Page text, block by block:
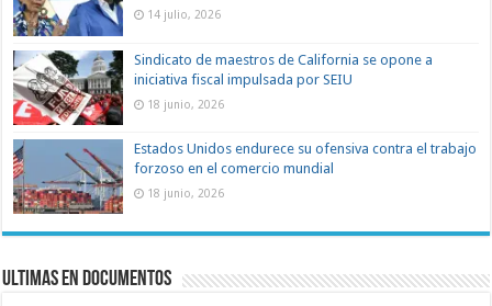
14 julio, 2026
Sindicato de maestros de California se opone a
iniciativa fiscal impulsada por SEIU
18 junio, 2026
Estados Unidos endurece su ofensiva contra el trabajo
forzoso en el comercio mundial
18 junio, 2026
Ultimas en documentos